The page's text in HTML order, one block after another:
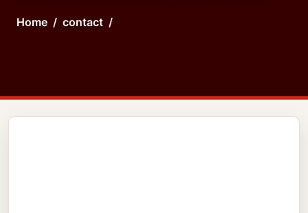
Home contact